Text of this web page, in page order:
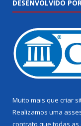
DESENVOLVIDO
Muito mais que criar
Realizamos uma
contrato que todas as